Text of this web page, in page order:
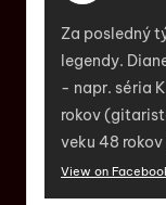
Za posledný
legendy.
- napr. séria
rokov
veku 48
View on